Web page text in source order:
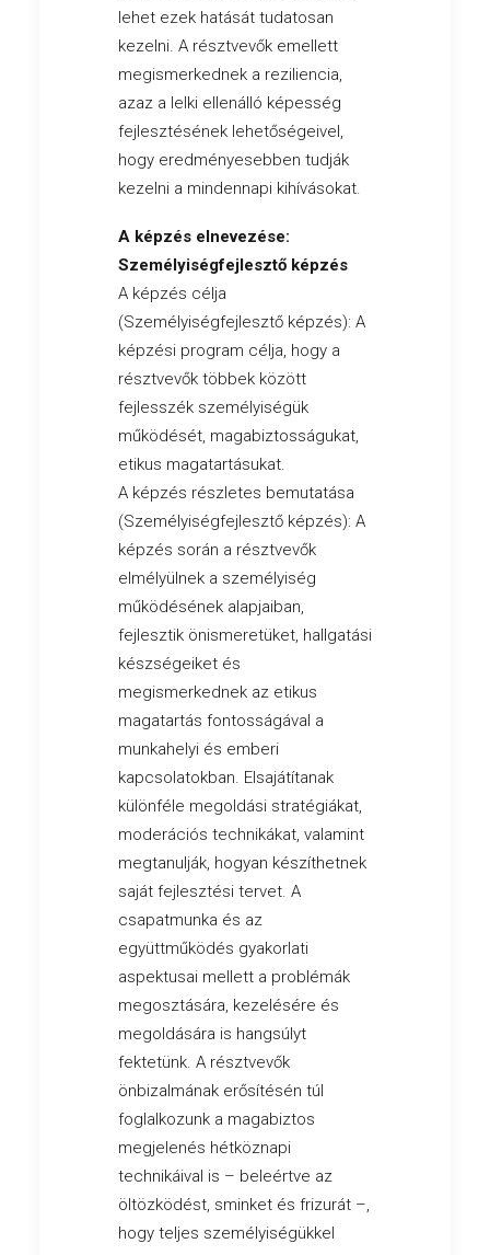
lehet ezek hatását tudatosan
kezelni. A résztvevők emellett
megismerkednek a reziliencia,
azaz a lelki ellenálló képesség
fejlesztésének lehetőségeivel,
hogy eredményesebben tudják
kezelni a mindennapi kihívásokat.
A képzés elnevezése:
Személyiségfejlesztő képzés
A képzés célja
(Személyiségfejlesztő képzés): A
képzési program célja, hogy a
résztvevők többek között
fejlesszék személyiségük
működését, magabiztosságukat,
etikus magatartásukat.
A képzés részletes bemutatása
(Személyiségfejlesztő képzés): A
képzés során a résztvevők
elmélyülnek a személyiség
működésének alapjaiban,
fejlesztik önismeretüket, hallgatási
készségeiket és
megismerkednek az etikus
magatartás fontosságával a
munkahelyi és emberi
kapcsolatokban. Elsajátítanak
különféle megoldási stratégiákat,
moderációs technikákat, valamint
megtanulják, hogyan készíthetnek
saját fejlesztési tervet. A
csapatmunka és az
együttműködés gyakorlati
aspektusai mellett a problémák
megosztására, kezelésére és
megoldására is hangsúlyt
fektetünk. A résztvevők
önbizalmának erősítésén túl
foglalkozunk a magabiztos
megjelenés hétköznapi
technikáival is – beleértve az
öltözködést, sminket és frizurát –,
hogy teljes személyiségükkel